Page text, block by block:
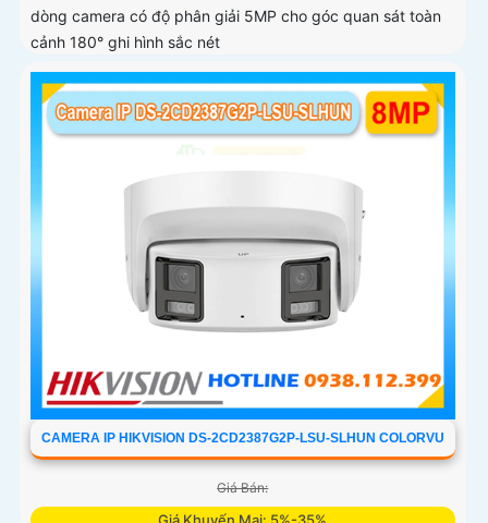
dòng camera có độ phân giải 5MP cho góc quan sát toàn
cảnh 180° ghi hình sắc nét
CAMERA IP HIKVISION DS-2CD2387G2P-LSU-SLHUN COLORVU
Giá Bán:
Giá Khuyến Mại: 5%-35%